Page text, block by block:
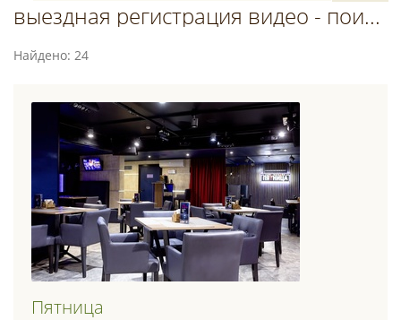
выездная регистрация видео - поиск в каталоге
Найдено: 24
Пятница